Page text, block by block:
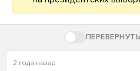
2 года назад